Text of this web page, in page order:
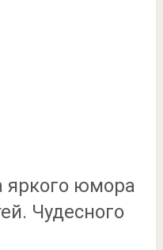
яркого юмора
Чудесного